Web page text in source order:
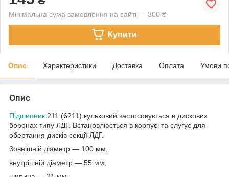
Мінімальна сума замовлення на сайті — 300 ₴
Купити
Опис Характеристики Доставка Оплата Умови
Опис
Підшипник 211 (6211) кульковий застосовується в дискових
боронах типу ЛДГ. Встановлюється в корпусі та слугує для
обертання дисків секції ЛДГ.
Зовнішній діаметр — 100 мм;
внутрішній діаметр — 55 мм;